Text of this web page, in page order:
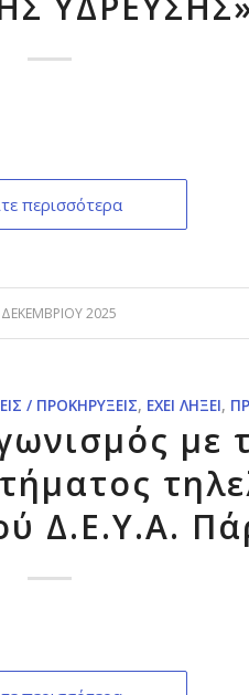
περισσότερα
2025
/ ΠΡΟΚΗΡΎΞΕΙΣ, ΈΧΕΙ ΛΉΞΕΙ,
με
Δ.Ε.Υ.Α.